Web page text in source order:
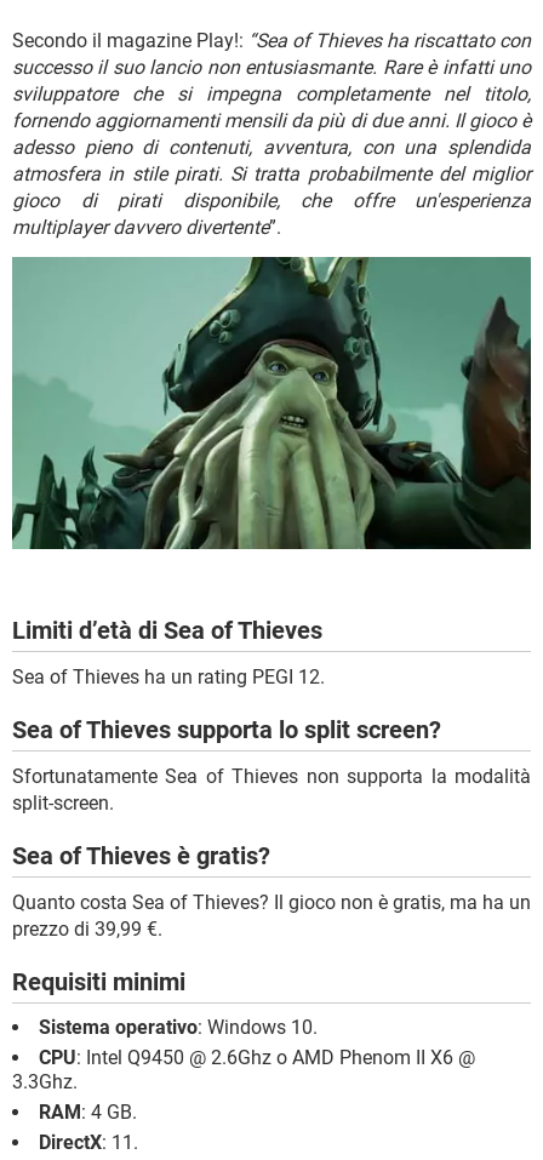
Secondo il magazine Play!: “Sea of Thieves ha riscattato con
successo il suo lancio non entusiasmante. Rare è infatti uno
sviluppatore che si impegna completamente nel titolo,
fornendo aggiornamenti mensili da più di due anni. Il gioco è
adesso pieno di contenuti, avventura, con una splendida
atmosfera in stile pirati. Si tratta probabilmente del miglior
gioco di pirati disponibile, che offre un'esperienza
multiplayer davvero divertente”.
Limiti d’età di Sea of Thieves
Sea of Thieves ha un rating PEGI 12.
Sea of Thieves supporta lo split screen?
Sfortunatamente Sea of Thieves non supporta la modalità
split-screen.
Sea of Thieves è gratis?
Quanto costa Sea of Thieves? Il gioco non è gratis, ma ha un
prezzo di 39,99 €.
Requisiti minimi
Sistema operativo: Windows 10.
CPU: Intel Q9450 @ 2.6Ghz o AMD Phenom II X6 @
3.3Ghz.
RAM : 4 GB.
DirectX: 11.